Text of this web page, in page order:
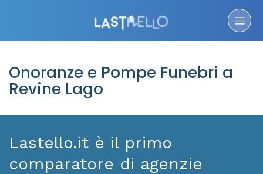
Onoranze e Pompe Funebri a
Revine Lago
Lastello.it è il primo
comparatore di agenzie